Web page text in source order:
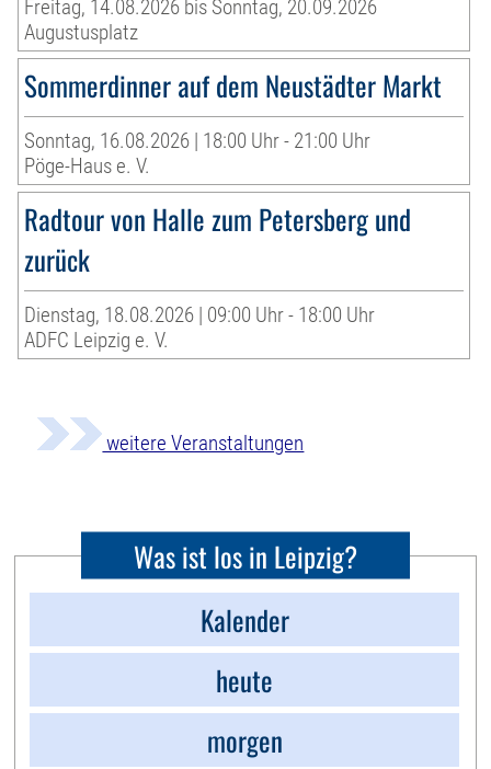
Freitag, 14.08.2026 bis Sonntag, 20.09.2026
Augustusplatz
Sommerdinner auf dem Neustädter Markt
Sonntag, 16.08.2026 | 18:00 Uhr - 21:00 Uhr
Pöge-Haus e. V.
Radtour von Halle zum Petersberg und
zurück
Dienstag, 18.08.2026 | 09:00 Uhr - 18:00 Uhr
ADFC Leipzig e. V.
weitere Veranstaltungen
Was ist los in Leipzig?
Kalender
heute
morgen